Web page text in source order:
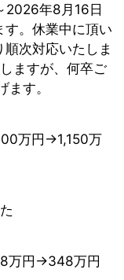
2026年8月16日
。休業中に頂い
次対応いたしま
ますが、何卒ご
す。
万円→1,150万
万円→348万円